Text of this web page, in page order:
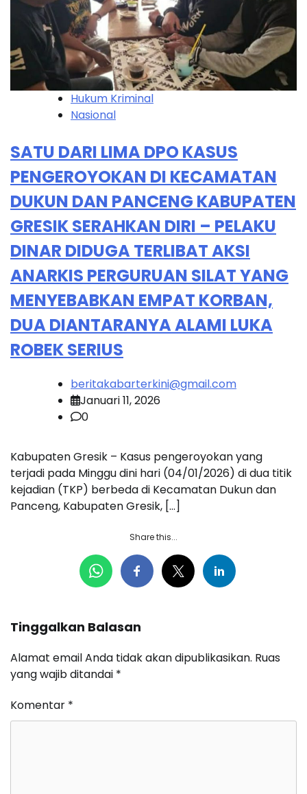
Hukum Kriminal
Nasional
SATU DARI LIMA DPO KASUS
PENGEROYOKAN DI KECAMATAN
DUKUN DAN PANCENG KABUPATEN
GRESIK SERAHKAN DIRI – PELAKU
DINAR DIDUGA TERLIBAT AKSI
ANARKIS PERGURUAN SILAT YANG
MENYEBABKAN EMPAT KORBAN,
DUA DIANTARANYA ALAMI LUKA
ROBEK SERIUS
beritakabarterkini@gmail.com
Januari 11, 2026
0
Kabupaten Gresik – Kasus pengeroyokan yang
terjadi pada Minggu dini hari (04/01/2026) di dua titik
kejadian (TKP) berbeda di Kecamatan Dukun dan
Panceng, Kabupaten Gresik, […]
Share this...
Tinggalkan Balasan
Alamat email Anda tidak akan dipublikasikan. Ruas
yang wajib ditandai *
Komentar *